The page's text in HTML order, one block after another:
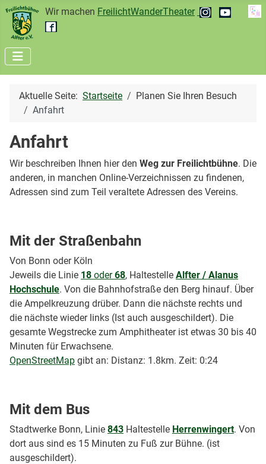
Wir machen FreilichtWanderTheater
Aktuelle Seite: Startseite
Planen Sie Ihren Besuch
Anfahrt
Anfahrt
Wir beschreiben Ihnen hier den Weg zur Freilichtbühne. Die
anderen, in manchen Online-Verzeichnissen zu findenen,
Adressen sind zum Teil veraltete Adressen des Vereins.
Mit der Straßenbahn
Von Bonn oder Köln
Jeweils die Linie 18 oder68, Haltestelle Alfter / Alanus
Hochschule. Von die Bahnhofstraße den Berg hinauf. Über
die Ampelkreuzung drüber. Dann die nächste rechts und
die nächste wieder links (Ist auch ausgeschildert). Die
gesamte Wegstrecke zum Amphitheater ist etwas 30 bis 40
Minuten für Erwachsene.
OpenStreetMap gibt an: Distanz: 1.8km. Zeit: 0:24
Mit dem Bus
Stadtwerke Bonn, Linie 843 Haltestelle Herrenwingert. Von
dort aus sind es 15 Minuten zu Fuß zur Bühne. (ist
ausgeschildert).